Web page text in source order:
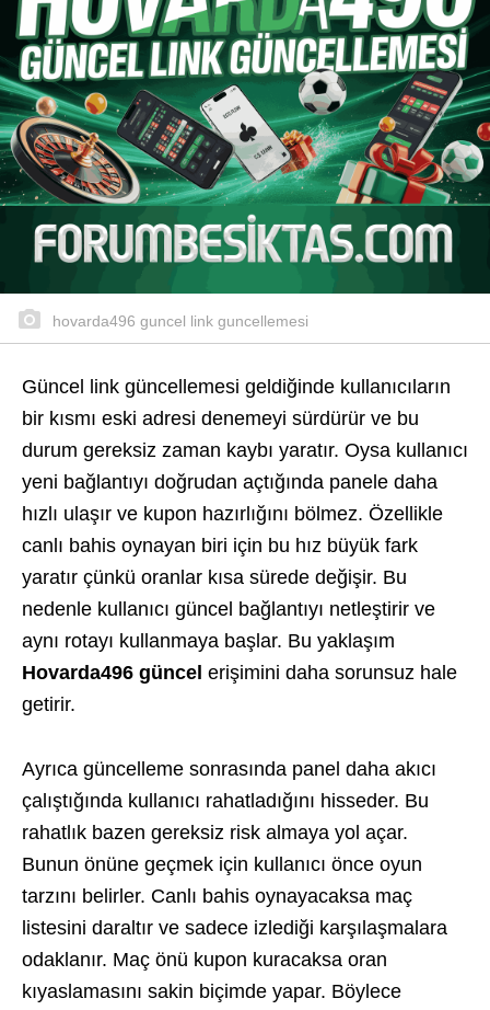
hovarda496 guncel link guncellemesi
Güncel link güncellemesi geldiğinde kullanıcıların
bir kısmı eski adresi denemeyi sürdürür ve bu
durum gereksiz zaman kaybı yaratır. Oysa kullanıcı
yeni bağlantıyı doğrudan açtığında panele daha
hızlı ulaşır ve kupon hazırlığını bölmez. Özellikle
canlı bahis oynayan biri için bu hız büyük fark
yaratır çünkü oranlar kısa sürede değişir. Bu
nedenle kullanıcı güncel bağlantıyı netleştirir ve
aynı rotayı kullanmaya başlar. Bu yaklaşım
Hovarda496 güncel erişimini daha sorunsuz hale
getirir.
Ayrıca güncelleme sonrasında panel daha akıcı
çalıştığında kullanıcı rahatladığını hisseder. Bu
rahatlık bazen gereksiz risk almaya yol açar.
Bunun önüne geçmek için kullanıcı önce oyun
tarzını belirler. Canlı bahis oynayacaksa maç
listesini daraltır ve sadece izlediği karşılaşmalara
odaklanır. Maç önü kupon kuracaksa oran
kıyaslamasını sakin biçimde yapar. Böylece